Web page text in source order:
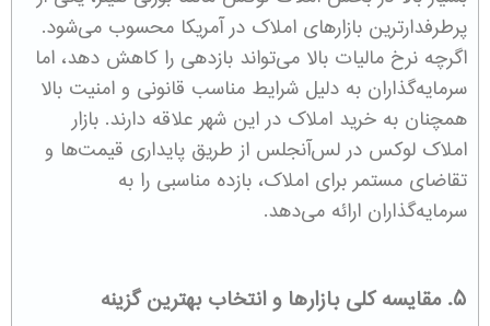
پرطرفدارترین بازارهای املاک در آمریکا محسوب می‌شود.
اگرچه نرخ مالیات بالا می‌تواند بازدهی را کاهش دهد، اما
سرمایه‌گذاران به دلیل شرایط مناسب قانونی و امنیت بالا
همچنان به خرید املاک در این شهر علاقه دارند. بازار
املاک لوکس در لس‌آنجلس از طریق پایداری قیمت‌ها و
تقاضای مستمر برای املاک، بازده مناسبی را به
سرمایه‌گذاران ارائه می‌دهد.
۵. مقایسه کلی بازارها و انتخاب بهترین گزینه